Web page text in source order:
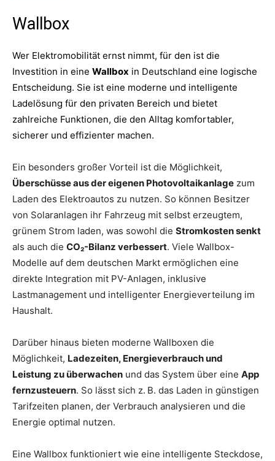
Wallbox
Wer Elektromobilität ernst nimmt, für den ist die
Investition in eine Wallbox in Deutschland eine logische
Entscheidung. Sie ist eine moderne und intelligente
Ladelösung für den privaten Bereich und bietet
zahlreiche Funktionen, die den Alltag komfortabler,
sicherer und effizienter machen.
Ein besonders großer Vorteil ist die Möglichkeit,
Überschüsse aus der eigenen Photovoltaikanlage zum
Laden des Elektroautos zu nutzen. So können Besitzer
von Solaranlagen ihr Fahrzeug mit selbst erzeugtem,
grünem Strom laden, was sowohl die Stromkosten senkt
als auch die CO₂-Bilanz verbessert. Viele Wallbox-
Modelle auf dem deutschen Markt ermöglichen eine
direkte Integration mit PV-Anlagen, inklusive
Lastmanagement und intelligenter Energieverteilung im
Haushalt.
Darüber hinaus bieten moderne Wallboxen die
Möglichkeit, Ladezeiten, Energieverbrauch und
Leistung zu überwachen und das System über eine App
fernzusteuern. So lässt sich z. B. das Laden in günstigen
Tarifzeiten planen, der Verbrauch analysieren und die
Energie optimal nutzen.
Eine Wallbox funktioniert wie eine intelligente Steckdose,